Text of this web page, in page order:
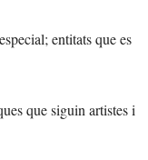
entitats que es
que siguin artistes i